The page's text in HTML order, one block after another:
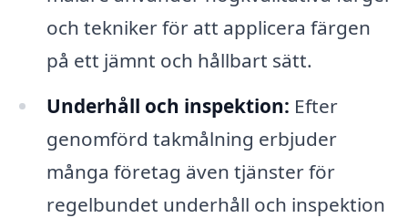
och tekniker för att applicera färgen
på ett jämnt och hållbart sätt.
Underhåll och inspektion: Efter
genomförd takmålning erbjuder
många företag även tjänster för
regelbundet underhåll och inspektion